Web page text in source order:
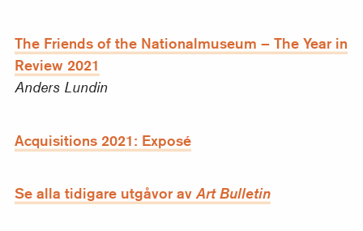
The Friends of the Nationalmuseum – The Year in
Review 2021
Anders Lundin
Acquisitions 2021: Exposé
Se alla tidigare utgåvor avArt Bulletin